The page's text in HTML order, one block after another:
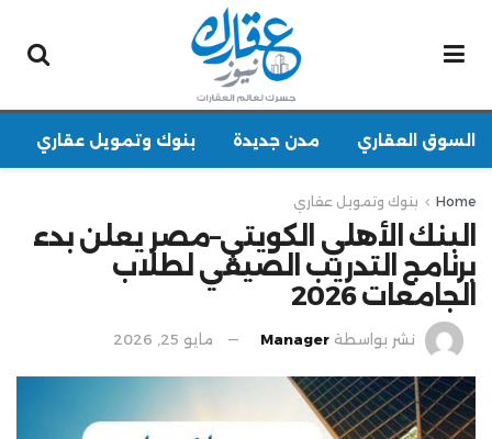
السوق العقاري مدن جديدة بنوك وتمويل عقاري
Home بنوك وتمويل عقاري
البنك الأهلي الكويتي–مصر يعلن بدء
برنامج التدريب الصيفي لطلاب
الجامعات 2026
نشر بواسطة Manager مايو 25, 2026